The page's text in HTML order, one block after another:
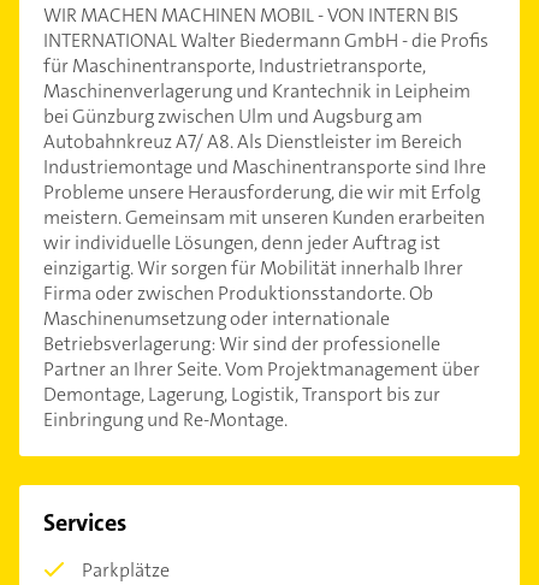
WIR MACHEN MACHINEN MOBIL - VON INTERN BIS
INTERNATIONAL Walter Biedermann GmbH - die Profis
für Maschinentransporte, Industrietransporte,
Maschinenverlagerung und Krantechnik in Leipheim
bei Günzburg zwischen Ulm und Augsburg am
Autobahnkreuz A7/ A8. Als Dienstleister im Bereich
Industriemontage und Maschinentransporte sind Ihre
Probleme unsere Herausforderung, die wir mit Erfolg
meistern. Gemeinsam mit unseren Kunden erarbeiten
wir individuelle Lösungen, denn jeder Auftrag ist
einzigartig. Wir sorgen für Mobilität innerhalb Ihrer
Firma oder zwischen Produktionsstandorte. Ob
Maschinenumsetzung oder internationale
Betriebsverlagerung: Wir sind der professionelle
Partner an Ihrer Seite. Vom Projektmanagement über
Demontage, Lagerung, Logistik, Transport bis zur
Einbringung und Re-Montage.
Services
Parkplätze